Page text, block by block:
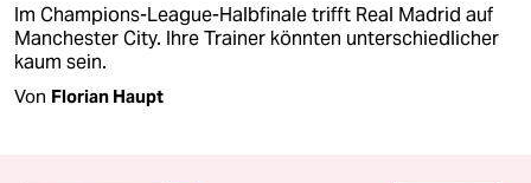
Im Champions-League-Halbfinale trifft Real Madrid auf
Manchester City. Ihre Trainer könnten unterschiedlicher
kaum sein.
Von Florian Haupt